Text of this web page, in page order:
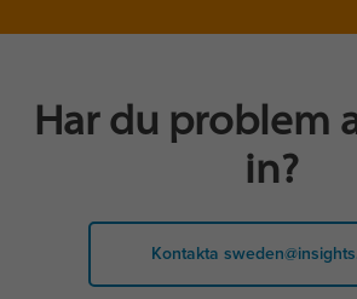
Har du problem
in?
Kontakta